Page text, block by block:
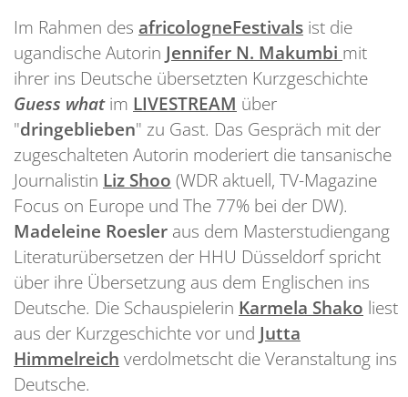
Im Rahmen des africologneFestivals ist die
ugandische Autorin Jennifer N. Makumbi mit
ihrer ins Deutsche übersetzten Kurzgeschichte
Guess whatim LIVESTREAM über
"dringeblieben" zu Gast. Das Gespräch mit der
zugeschalteten Autorin moderiert die tansanische
Journalistin Liz Shoo (WDR aktuell, TV-Magazine
Focus on Europe und The 77% bei der DW).
Madeleine Roesler aus dem Masterstudiengang
Literaturübersetzen der HHU Düsseldorf spricht
über ihre Übersetzung aus dem Englischen ins
Deutsche. Die Schauspielerin Karmela Shako liest
aus der Kurzgeschichte vor und Jutta
Himmelreich verdolmetscht die Veranstaltung ins
Deutsche.